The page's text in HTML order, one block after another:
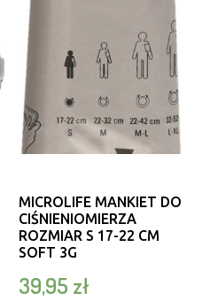
MICROLIFE MANKIET DO
CIŚNIENIOMIERZA
ROZMIAR S 17-22 CM
SOFT 3G
39,95 zł